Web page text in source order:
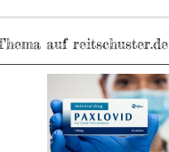
auf reitschuster.de